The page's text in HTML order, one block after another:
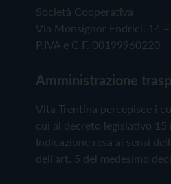
Società Cooperativa
Via Monsignor Endrici, 14
P.IVA e C.F. 00199960220
Amministrazione
Vita Trentina percepisce i
cui al decreto legislativo 15
Indicazione resa ai sensi
dell'art. 5 del medesimo